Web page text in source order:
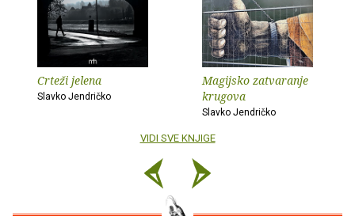
Crteži jelena
Slavko Jendričko
Magijsko zatvaranje
krugova
Slavko Jendričko
VIDI SVE KNJIGE